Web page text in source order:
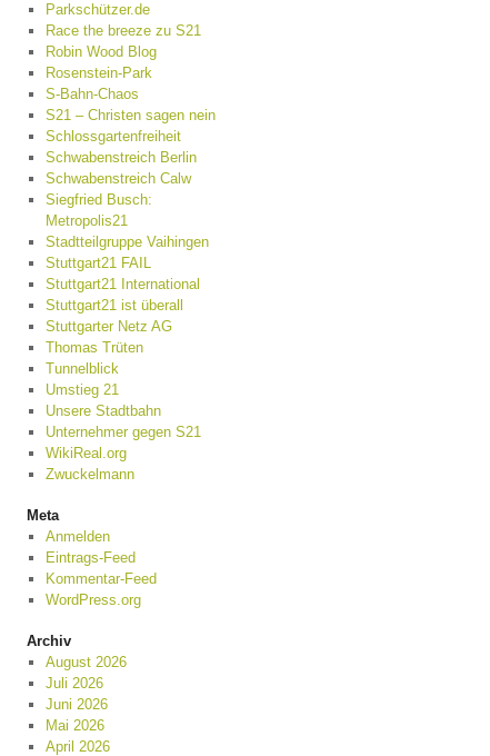
Parkschützer.de
Race the breeze zu S21
Robin Wood Blog
Rosenstein-Park
S-Bahn-Chaos
S21 – Christen sagen nein
Schlossgartenfreiheit
Schwabenstreich Berlin
Schwabenstreich Calw
Siegfried Busch:
Metropolis21
Stadtteilgruppe Vaihingen
Stuttgart21 FAIL
Stuttgart21 International
Stuttgart21 ist überall
Stuttgarter Netz AG
Thomas Trüten
Tunnelblick
Umstieg 21
Unsere Stadtbahn
Unternehmer gegen S21
WikiReal.org
Zwuckelmann
Meta
Anmelden
Eintrags-Feed
Kommentar-Feed
WordPress.org
Archiv
August 2026
Juli 2026
Juni 2026
Mai 2026
April 2026